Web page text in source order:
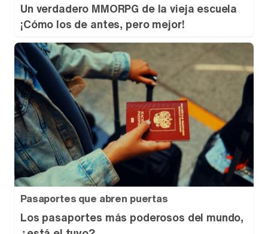
Un verdadero MMORPG de la vieja escuela
¡Cómo los de antes, pero mejor!
Pasaportes que abren puertas
Los pasaportes más poderosos del mundo,